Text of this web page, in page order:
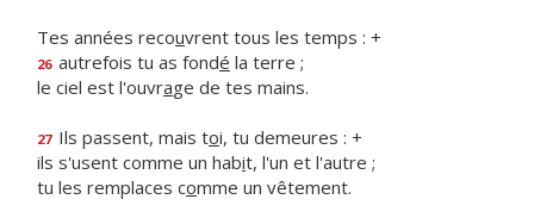
Tes années recouvrent tous les temps : +
26 autrefois tu as fondé la terre ;
le ciel est l'ouvrage de tes mains.
27 Ils passent, mais toi, tu demeures : +
ils s'usent comme un habit, l'un et l'autre ;
tu les remplaces comme un vêtement.